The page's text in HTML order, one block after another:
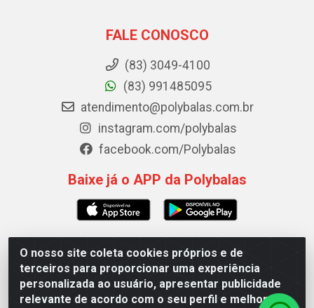
O nosso site coleta cookies próprios e de
terceiros para proporcionar uma experiência
personalizada ao usuário, apresentar publicidade
relevante de acordo com o seu perfil e melhorar a
FALE CONOSCO
(83) 3049-4100
(83) 991485095
atendimento@polybalas.com.br
instagram.com/polybalas
facebook.com/Polybalas
Baixe já o APP da Polybalas
Polybalas - Rua João Miguel de Souza, 173 Galpão B -
Ernesto Geisel, João Pessoa/PB - CEP 58.075-075 - CNPJ
00.909.327/0002-61